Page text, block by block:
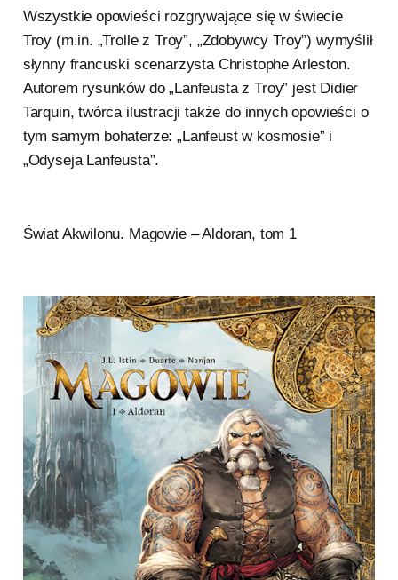
Wszystkie opowieści rozgrywające się w świecie
Troy (m.in. „Trolle z Troy”, „Zdobywcy Troy”) wymyślił
słynny francuski scenarzysta Christophe Arleston.
Autorem rysunków do „Lanfeusta z Troy” jest Didier
Tarquin, twórca ilustracji także do innych opowieści o
tym samym bohaterze: „Lanfeust w kosmosie” i
„Odyseja Lanfeusta”.
Świat Akwilonu. Magowie – Aldoran, tom 1